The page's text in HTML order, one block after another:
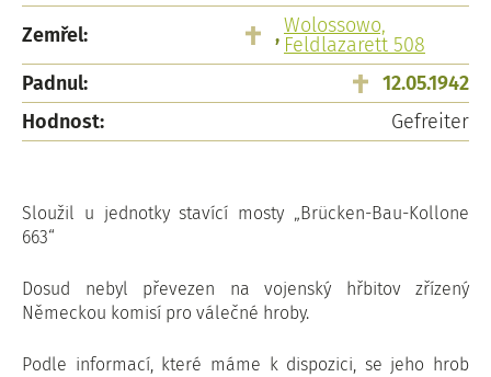
Zemřel:
,Wolossowo,
Feldlazarett 508
Padnul:
12.05.1942
Hodnost:
Gefreiter
Sloužil u jednotky stavící mosty „Brücken-Bau-Kollone
663“
Dosud nebyl převezen na vojenský hřbitov zřízený
Německou komisí pro válečné hroby.
Podle informací, které máme k dispozici, se jeho hrob